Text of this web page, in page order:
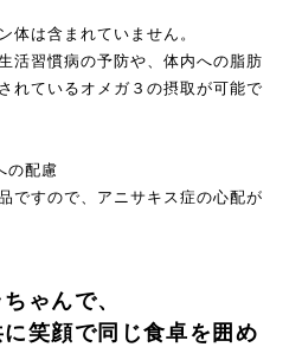
は含まれていません。
活習慣病の予防や、体内への脂肪
れているオメガ３の摂取が可能で
の配慮
ですので、アニサキス症の心配が
ゃんで、
笑顔で同じ食卓を囲め